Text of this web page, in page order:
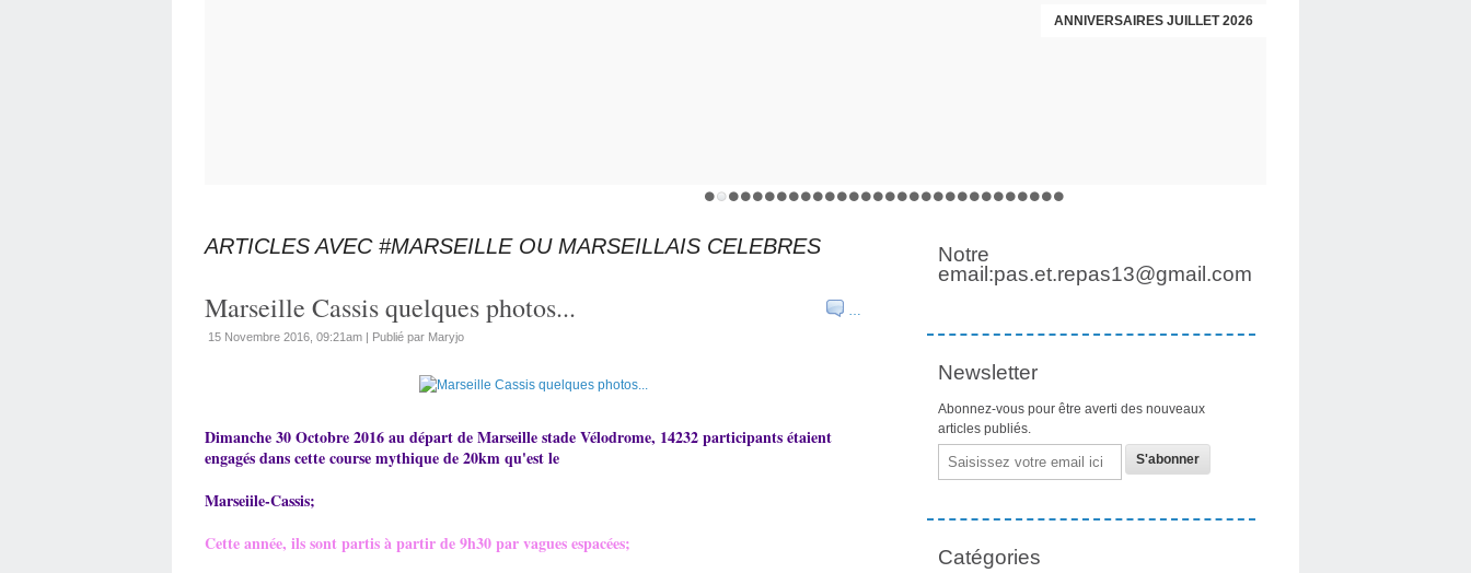
ANNIVERSAIRES JUILLET 2026
ARTICLES AVEC #MARSEILLE OU MARSEILLAIS CELEBRES
…
Marseille Cassis quelques photos...
15 Novembre 2016, 09:21am | Publié par Maryjo
Dimanche 30 Octobre 2016 au départ de Marseille stade Vélodrome, 14232 participants étaient
engagés dans cette course mythique de 20km qu'est le
Marseiile-Cassis;
Cette année, ils sont partis à partir de 9h30 par vagues espacées;
Notre
email:pas.et.repas13@gmail.com
Newsletter
Abonnez-vous pour être averti des nouveaux
articles publiés.
Email
Catégories